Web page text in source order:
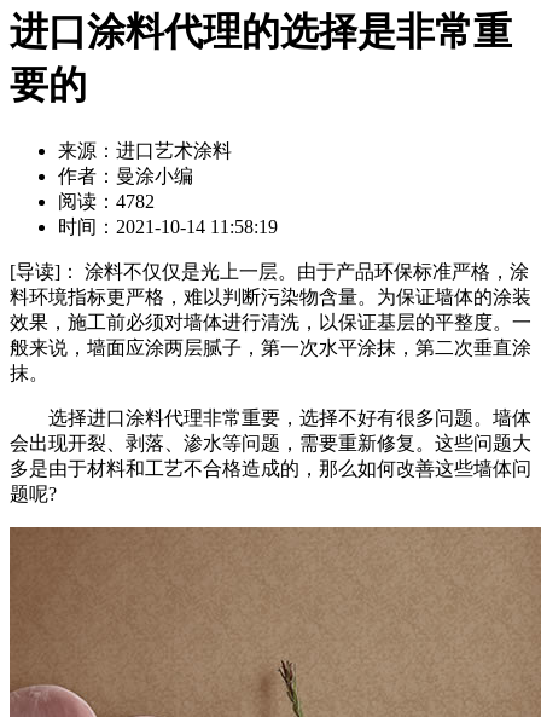
进口涂料代理的选择是非常重
要的
来源：进口艺术涂料
作者：曼涂小编
阅读：4782
时间：2021-10-14 11:58:19
[导读]：
涂料不仅仅是光上一层。由于产品环保标准严格，涂
料环境指标更严格，难以判断污染物含量。为保证墙体的涂装
效果，施工前必须对墙体进行清洗，以保证基层的平整度。一
般来说，墙面应涂两层腻子，第一次水平涂抹，第二次垂直涂
抹。
选择进口涂料代理非常重要，选择不好有很多问题。墙体
会出现开裂、剥落、渗水等问题，需要重新修复。这些问题大
多是由于材料和工艺不合格造成的，那么如何改善这些墙体问
题呢?